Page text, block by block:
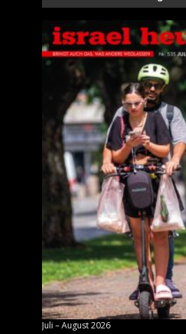
Juli – August 2026